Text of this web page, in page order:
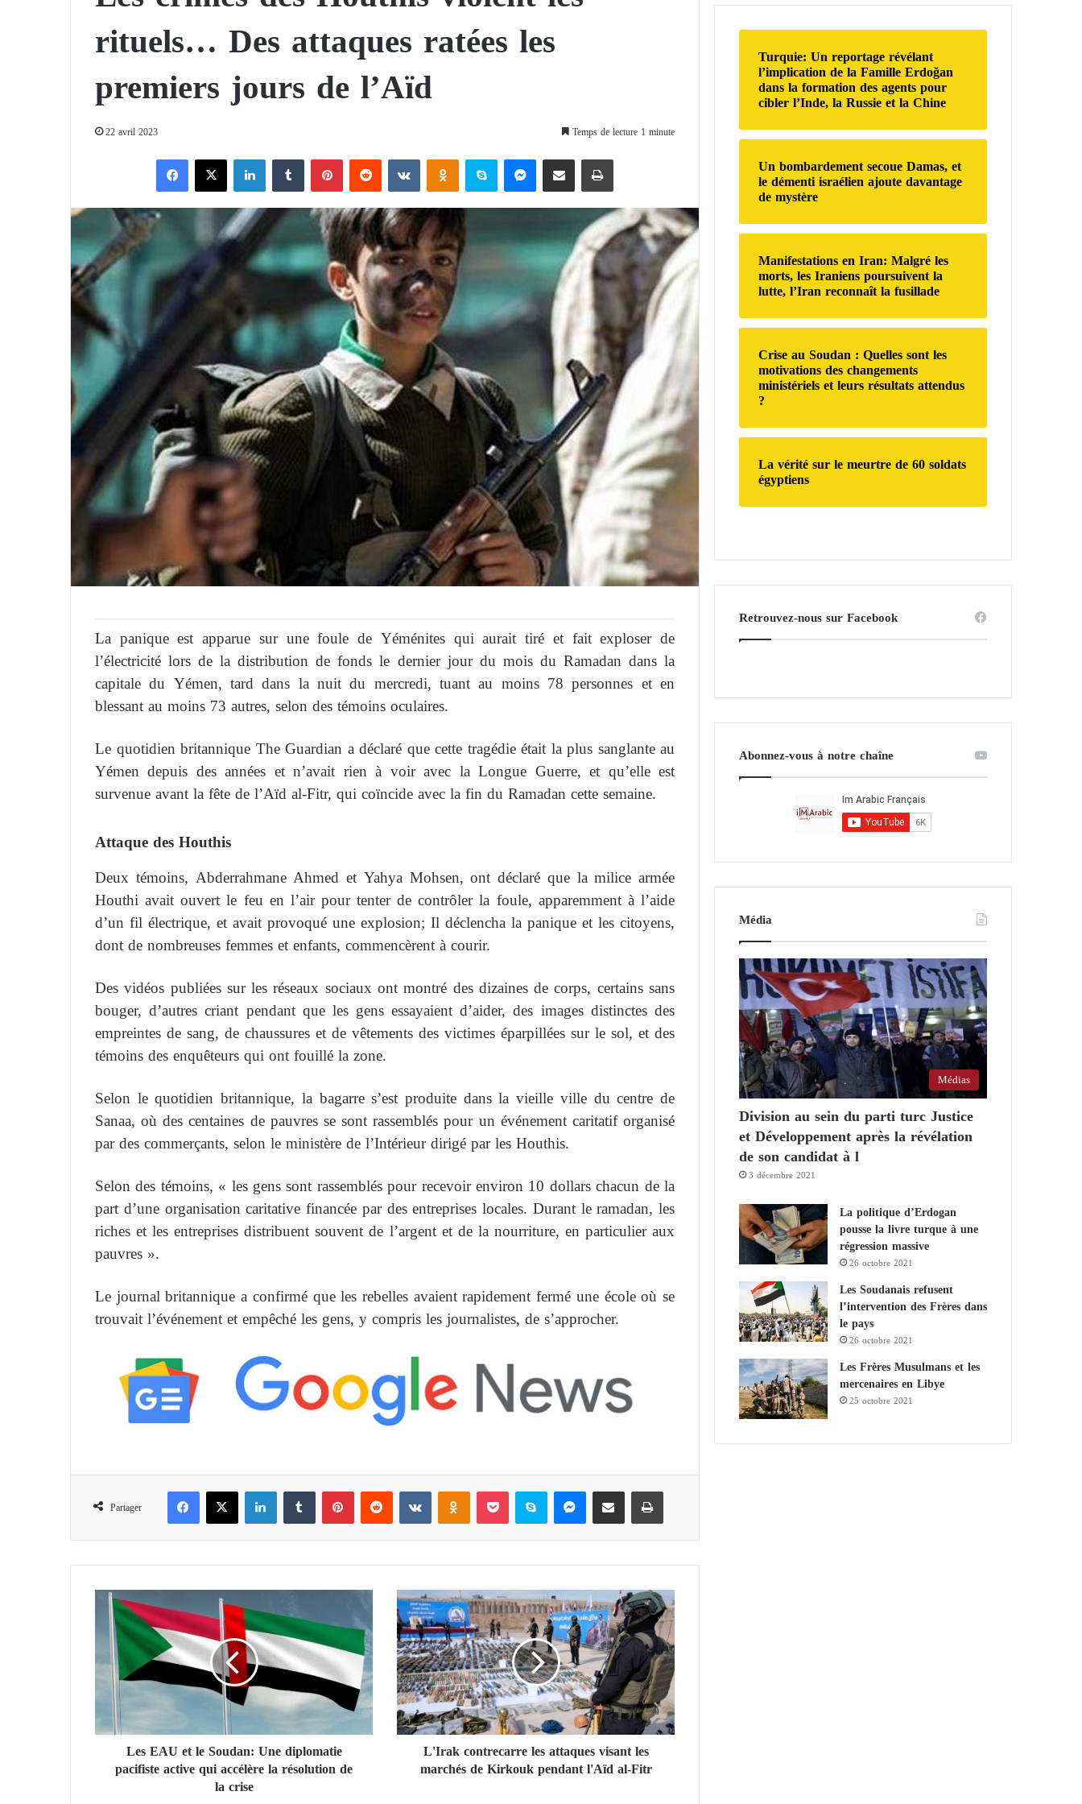
rituels… Des attaques ratées les
premiers jours de l’Aïd
22 avril 2023 Temps de lecture 1 minute
X
La panique est apparue sur une foule de Yéménites qui aurait tiré et fait exploser de
l’électricité lors de la distribution de fonds le dernier jour du mois du Ramadan dans la
capitale du Yémen, tard dans la nuit du mercredi, tuant au moins 78 personnes et en
blessant au moins 73 autres, selon des témoins oculaires.
Le quotidien britannique The Guardian a déclaré que cette tragédie était la plus sanglante au
Yémen depuis des années et n’avait rien à voir avec la Longue Guerre, et qu’elle est
survenue avant la fête de l’Aïd al-Fitr, qui coïncide avec la fin du Ramadan cette semaine.
Attaque des Houthis
Deux témoins, Abderrahmane Ahmed et Yahya Mohsen, ont déclaré que la milice armée
Houthi avait ouvert le feu en l’air pour tenter de contrôler la foule, apparemment à l’aide
d’un fil électrique, et avait provoqué une explosion; Il déclencha la panique et les citoyens,
dont de nombreuses femmes et enfants, commencèrent à courir.
Des vidéos publiées sur les réseaux sociaux ont montré des dizaines de corps, certains sans
bouger, d’autres criant pendant que les gens essayaient d’aider, des images distinctes des
empreintes de sang, de chaussures et de vêtements des victimes éparpillées sur le sol, et des
témoins des enquêteurs qui ont fouillé la zone.
Selon le quotidien britannique, la bagarre s’est produite dans la vieille ville du centre de
Sanaa, où des centaines de pauvres se sont rassemblés pour un événement caritatif organisé
par des commerçants, selon le ministère de l’Intérieur dirigé par les Houthis.
Selon des témoins, « les gens sont rassemblés pour recevoir environ 10 dollars chacun de la
part d’une organisation caritative financée par des entreprises locales. Durant le ramadan, les
riches et les entreprises distribuent souvent de l’argent et de la nourriture, en particulier aux
pauvres ».
Le journal britannique a confirmé que les rebelles avaient rapidement fermé une école où se
trouvait l’événement et empêché les gens, y compris les journalistes, de s’approcher.
Partager
Facebook X Linkedin Tumblr Pinterest Reddit VKontakte Odnoklassniki Pocket Skype Messenger Partager par email Imprimer
A
U
e
t
l
Les EAU et le Soudan: Une diplomatie
pacifiste active qui accélère la résolution de
la crise
L
'
I
r
a
k
c
o
n
L'Irak contrecarre les attaques visant les
marchés de Kirkouk pendant l'Aïd al-Fitr
c
h
e
r
Turquie: Un reportage révélant
l’implication de la Famille Erdoğan
dans la formation des agents pour
cibler l’Inde, la Russie et la Chine
Un bombardement secoue Damas, et
le démenti israélien ajoute davantage
de mystère
Manifestations en Iran: Malgré les
morts, les Iraniens poursuivent la
lutte, l’Iran reconnaît la fusillade
Crise au Soudan : Quelles sont les
motivations des changements
ministériels et leurs résultats attendus
?
La vérité sur le meurtre de 60 soldats
égyptiens
Retrouvez-nous sur Facebook
Abonnez-vous à notre chaîne
Média
Médias
Division au sein du parti turc Justice
et Développement après la révélation
de son candidat à l
3 décembre 2021
La politique d’Erdogan
pousse la livre turque à une
régression massive
26 octobre 2021
Les Soudanais refusent
l’intervention des Frères dans
le pays
26 octobre 2021
Les Frères Musulmans et les
mercenaires en Libye
25 octobre 2021